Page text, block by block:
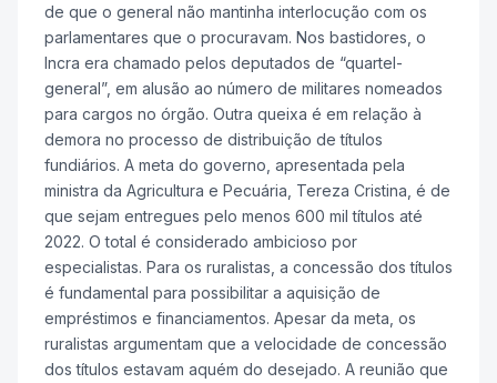
de que o general não mantinha interlocução com os
parlamentares que o procuravam. Nos bastidores, o
Incra era chamado pelos deputados de “quartel-
general”, em alusão ao número de militares nomeados
para cargos no órgão. Outra queixa é em relação à
demora no processo de distribuição de títulos
fundiários. A meta do governo, apresentada pela
ministra da Agricultura e Pecuária, Tereza Cristina, é de
que sejam entregues pelo menos 600 mil títulos até
2022. O total é considerado ambicioso por
especialistas. Para os ruralistas, a concessão dos títulos
é fundamental para possibilitar a aquisição de
empréstimos e financiamentos. Apesar da meta, os
ruralistas argumentam que a velocidade de concessão
dos títulos estavam aquém do desejado. A reunião que